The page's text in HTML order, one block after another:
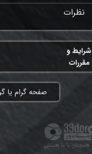
نظرات
شرایط و
مقررات
​صفحه گرام یا
همچنان با ما هستی